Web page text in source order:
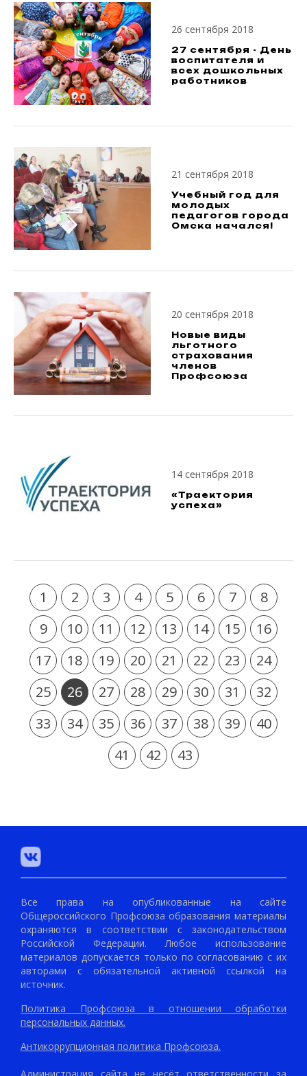
26 сентября 2018
27 сентября - День
воспитателя и
всех дошкольных
работников
21 сентября 2018
Учебный год для
молодых
педагогов города
Омска начался!
20 сентября 2018
Новые виды
льготного
страхования
членов
Профсоюза
14 сентября 2018
«Траектория
успеха»
1 2 3 4 5 6 7
8
9
10 11 12 13 14 15
16
17
18 19 20 21 22 23
24
25
26 27 28 29 30 31
32
33
34 35 36 37 38 39
40
41
42 43
Все права на опубликованные на сайте
Общероссийского Профсоюза образования материалы
охраняются в соответствии с законодательством
Российской Федерации. Любое использование
материалов допускается только по согласованию с их
авторами с обязательной активной ссылкой на
источник.
Политика Профсоюза в отношении обработки
персональных данных.
Антикоррупционная политика Профсоюза.